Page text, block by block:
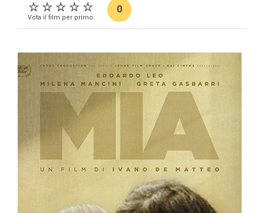
Vota il film per primo
0